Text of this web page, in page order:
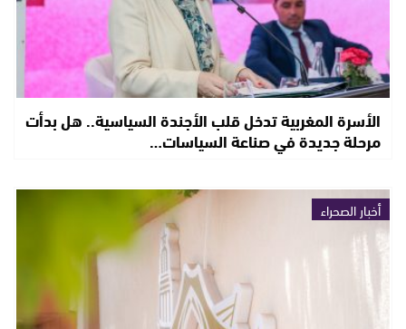
الأسرة المغربية تدخل قلب الأجندة السياسية.. هل بدأت
مرحلة جديدة في صناعة السياسات…
أخبار الصحراء